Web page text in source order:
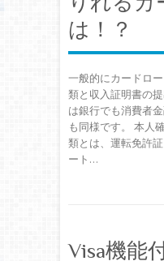
は！？
一般的にカードロ
類と収入証明書の
は銀行でも消費者
も同様です。 本人
類とは、運転免許
ート…
Visa機能